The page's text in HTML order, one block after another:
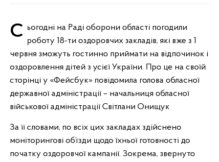
Сьогодні на Раді оборони області погодили роботу 18-ти оздоровчих закладів, які вже з 1
червня зможуть гостинно приймати на відпочинок і
оздоровлення дітей з усієї України. Про це на своїй
сторінці у «Фейсбук» повідомила голова обласної
державної адміністрації – начальниця обласної
військової адміністрації Світлани Онищук
За її словами, по всіх цих закладах здійснено
моніторингові об’їзди щодо їхньої готовності до
початку оздоровчої кампанії. Зокрема, звернуто